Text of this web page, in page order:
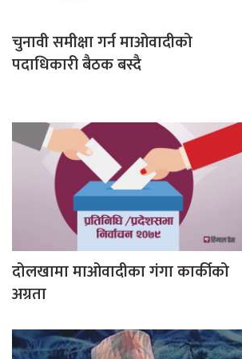
चुनावी समीक्षा गर्न माओवादीको
पदाधिकारी बैठक बस्दै
दोलखामा माओवादीका गंगा कार्कीको
अग्रता